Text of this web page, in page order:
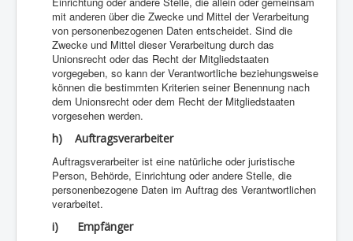
mit anderen über die Zwecke und Mittel der Verarbeitung
von personenbezogenen Daten entscheidet. Sind die
Zwecke und Mittel dieser Verarbeitung durch das
Unionsrecht oder das Recht der Mitgliedstaaten
vorgegeben, so kann der Verantwortliche beziehungsweise
können die bestimmten Kriterien seiner Benennung nach
dem Unionsrecht oder dem Recht der Mitgliedstaaten
vorgesehen werden.
h) Auftragsverarbeiter
Auftragsverarbeiter ist eine natürliche oder juristische
Person, Behörde, Einrichtung oder andere Stelle, die
personenbezogene Daten im Auftrag des Verantwortlichen
verarbeitet.
i) Empfänger